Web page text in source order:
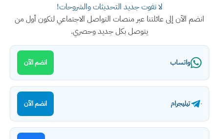
لا تفوت جديد التحديثات والشروحات!
انضم الآن إلى عائلتنا عبر منصات التواصل الاجتماعي لتكون أول من
يتوصل بكل جديد وحصري.
واتساب انضم الآن
تيليجرام انضم الآن